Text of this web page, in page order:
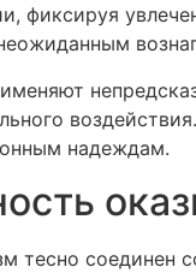
фиксируя
надеждам.
тесно соединен